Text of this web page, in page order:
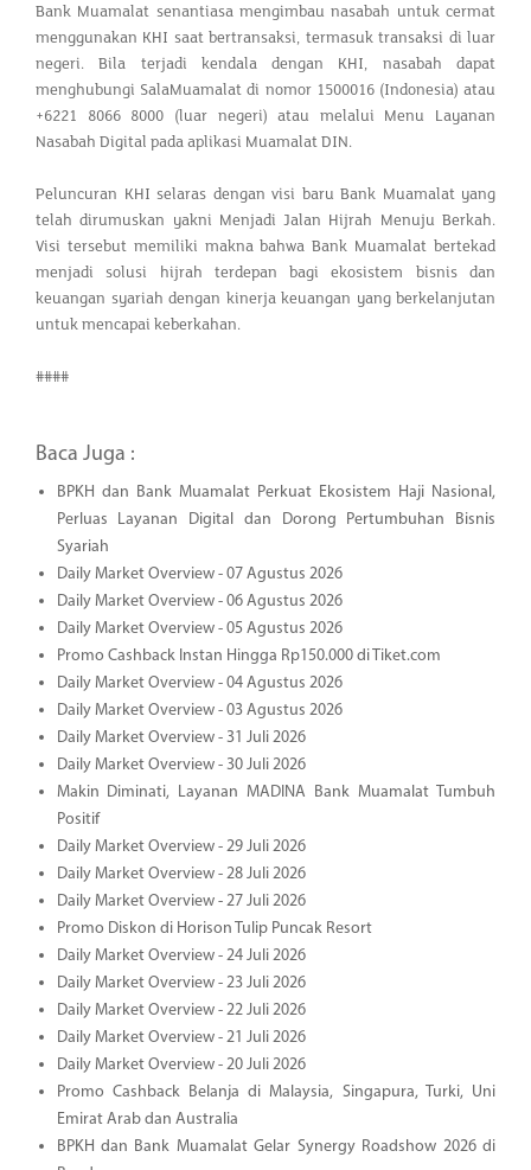
Bank Muamalat senantiasa mengimbau nasabah untuk cermat
menggunakan KHI saat bertransaksi, termasuk transaksi di luar
negeri. Bila terjadi kendala dengan KHI, nasabah dapat
menghubungi SalaMuamalat di nomor 1500016 (Indonesia) atau
+6221 8066 8000 (luar negeri) atau melalui Menu Layanan
Nasabah Digital pada aplikasi Muamalat DIN.
Peluncuran KHI selaras dengan visi baru Bank Muamalat yang
telah dirumuskan yakni Menjadi Jalan Hijrah Menuju Berkah.
Visi tersebut memiliki makna bahwa Bank Muamalat bertekad
menjadi solusi hijrah terdepan bagi ekosistem bisnis dan
keuangan syariah dengan kinerja keuangan yang berkelanjutan
untuk mencapai keberkahan.
####
Baca Juga :
BPKH dan Bank Muamalat Perkuat Ekosistem Haji Nasional,
Perluas Layanan Digital dan Dorong Pertumbuhan Bisnis
Syariah
Daily Market Overview - 07 Agustus 2026
Daily Market Overview - 06 Agustus 2026
Daily Market Overview - 05 Agustus 2026
Promo Cashback Instan Hingga Rp150.000 di Tiket.com
Daily Market Overview - 04 Agustus 2026
Daily Market Overview - 03 Agustus 2026
Daily Market Overview - 31 Juli 2026
Daily Market Overview - 30 Juli 2026
Makin Diminati, Layanan MADINA Bank Muamalat Tumbuh
Positif
Daily Market Overview - 29 Juli 2026
Daily Market Overview - 28 Juli 2026
Daily Market Overview - 27 Juli 2026
Promo Diskon di Horison Tulip Puncak Resort
Daily Market Overview - 24 Juli 2026
Daily Market Overview - 23 Juli 2026
Daily Market Overview - 22 Juli 2026
Daily Market Overview - 21 Juli 2026
Daily Market Overview - 20 Juli 2026
Promo Cashback Belanja di Malaysia, Singapura, Turki, Uni
Emirat Arab dan Australia
BPKH dan Bank Muamalat Gelar Synergy Roadshow 2026 di